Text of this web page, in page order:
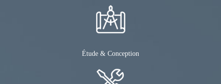
Étude & Conception